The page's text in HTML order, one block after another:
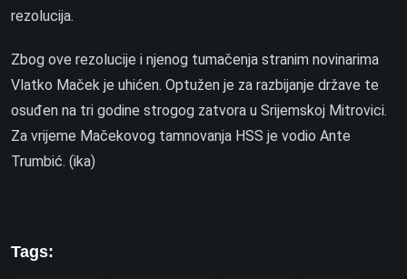
rezolucija.
Zbog ove rezolucije i njenog tumačenja stranim novinarima
Vlatko Maček je uhićen. Optužen je za razbijanje države te
osuđen na tri godine strogog zatvora u Srijemskoj Mitrovici.
Za vrijeme Mačekovog tamnovanja HSS je vodio Ante
Trumbić. (ika)
Tags: